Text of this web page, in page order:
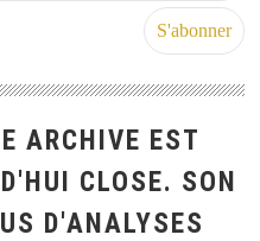
ARCHIVE EST
CLOSE. SON
D'ANALYSES